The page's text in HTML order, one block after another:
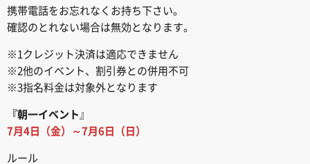
携帯電話をお忘れなくお持ち下さい。
確認のとれない場合は無効となります。
※1クレジット決済は適応できません
※2他のイベント、割引券との併用不可
※3指名料金は対象外となります
『朝一イベント 』
7月4日（金）～7月6日（日）
ルール